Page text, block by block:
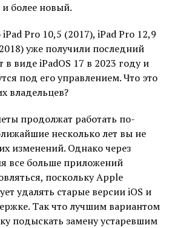
и более новый.
Pro 10,5 (2017), iPad Pro 12,9
уже получили последний
виде iPadOS 17 в 2023 году и
под его управлением. Что это
владельцев?
продолжат работать по-
несколько лет вы не
изменений. Однако через
все больше приложений
поскольку Apple
удалять старые версии iOS и
Так что лучшим вариантом
подыскать замену устаревшим